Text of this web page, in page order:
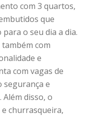
com 3 quartos,
que
o seu dia a dia.
com
e
com vagas de
e
Além disso, o
churrasqueira,